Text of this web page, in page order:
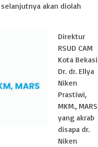
akan diolah
Direktur
RSUD CAM
Kota Bekasi
Dr. dr. Ellya
Niken
Prastiwi,
MKM., MARS
yang akrab
disapa dr.
Niken